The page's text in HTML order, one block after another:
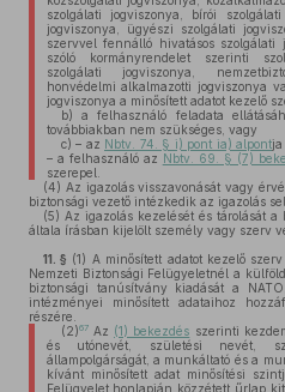
szolgálati jogviszonya, bírói
jogviszonya, ügyészi szolgálati
szervvel fennálló hivatásos szolgálati
szóló kormányrendelet szerinti
szolgálati jogviszonya,
honvédelmi alkalmazotti jogviszonya
jogviszonya a minősített adatot kezelő
b) a felhasználó feladata
továbbiakban nem szükséges, vagy
c) – az Nbtv. 74. § i) pont ia) alpont
– a felhasználó az Nbtv. 69. § (7)
szerepel.
(4) Az igazolás visszavonását vagy
biztonsági vezető intézkedik az igazolás
(5) Az igazolás kezelését és tárolását
általa írásban kijelölt személy vagy szerv
11. § (1) A minősített adatot kezelő
Nemzeti Biztonsági Felügyeletnél a
biztonsági tanúsítvány kiadását a
intézményei minősített adataihoz
részére.
(2)67Az (1) bekezdés szerinti
és utónevét, születési nevét,
állampolgárságát, a munkáltató és a
kívánt minősített adat minősítési
Felügyelet honlapján közzétett űrlap